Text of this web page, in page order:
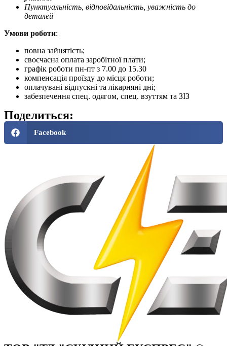
Пунктуальність, відповідальність, уважність до
деталей
Умови роботи:
повна зайнятість;
своєчасна оплата заробітної плати;
графік роботи пн-пт з 7.00 до 15.30
компенсація проїзду до місця роботи;
оплачувані відпускні та лікарняні дні;
забезпечення спец. одягом, спец. взуттям та ЗІЗ
Поделиться:
Facebook